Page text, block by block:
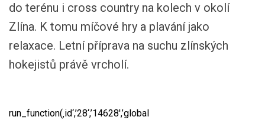
do terénu i cross country na kolech v okolí
Zlína. K tomu míčové hry a plavání jako
relaxace. Letní příprava na suchu zlínských
hokejistů právě vrcholí.
run_function(‚id‘,’28‘,’14628′,’global